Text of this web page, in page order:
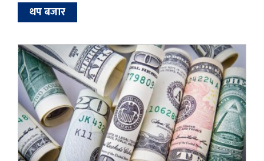
थप बजार